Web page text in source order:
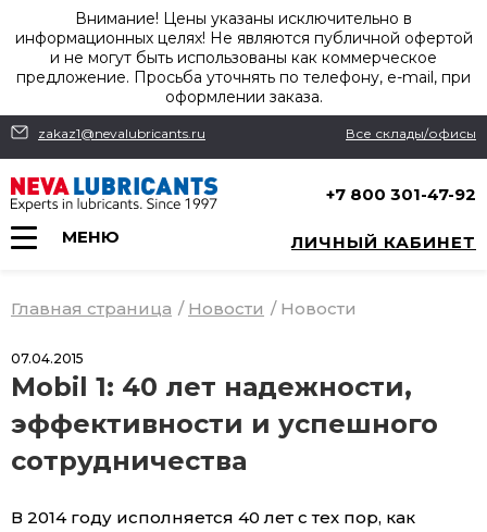
Внимание! Цены указаны исключительно в
информационных целях! Не являются публичной офертой
и не могут быть использованы как коммерческое
предложение. Просьба уточнять по телефону, e-mail, при
оформлении заказа.
zakaz1@nevalubricants.ru Все склады/офисы
+7 800 301-47-92
МЕНЮ ЛИЧНЫЙ КАБИНЕТ
Главная страница / Новости / Новости
07.04.2015
Mobil 1: 40 лет надежности,
эффективности и успешного
сотрудничества
В 2014 году исполняется 40 лет с тех пор, как